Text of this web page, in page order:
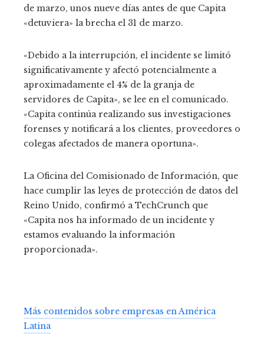
de marzo, unos nueve días antes de que Capita
«detuviera» la brecha el 31 de marzo.
«Debido a la interrupción, el incidente se limitó
significativamente y afectó potencialmente a
aproximadamente el 4% de la granja de
servidores de Capita», se lee en el comunicado.
«Capita continúa realizando sus investigaciones
forenses y notificará a los clientes, proveedores o
colegas afectados de manera oportuna».
La Oficina del Comisionado de Información, que
hace cumplir las leyes de protección de datos del
Reino Unido, confirmó a TechCrunch que
«Capita nos ha informado de un incidente y
estamos evaluando la información
proporcionada».
Más contenidos sobre empresas en América
Latina